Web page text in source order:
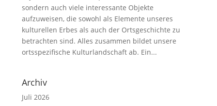
sondern auch viele interessante Objekte
aufzuweisen, die sowohl als Elemente unseres
kulturellen Erbes als auch der Ortsgeschichte zu
betrachten sind. Alles zusammen bildet unsere
ortsspezifische Kulturlandschaft ab. Ein...
Archiv
Juli 2026